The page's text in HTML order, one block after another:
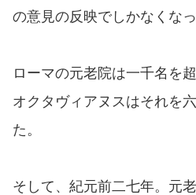
の意見の反映でしかなくな
ローマの元老院は一千名を
オクタヴィアヌスはそれを
た。
そして、紀元前二七年。元